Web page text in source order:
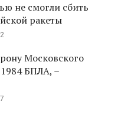
не смогли сбить
ракеты
Московского
БПЛА, –